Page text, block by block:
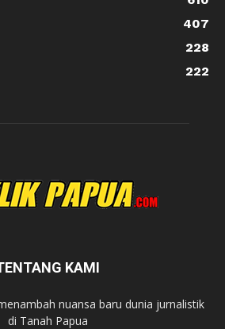
407
228
222
KAMI
nuansa baru dunia jurnalistik
di Tanah Papua